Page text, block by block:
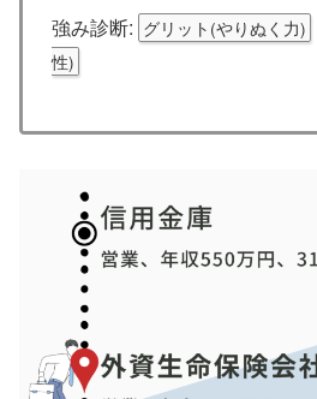
強み診断: グリット(やりぬく力)
性)